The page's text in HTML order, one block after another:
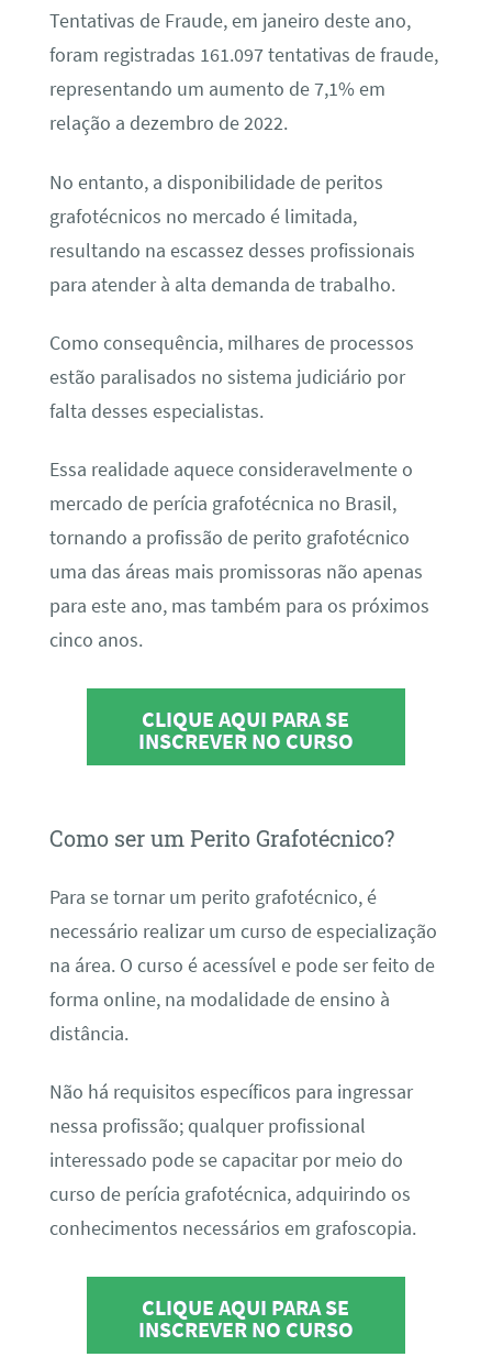
Tentativas de Fraude, em janeiro deste ano,
foram registradas 161.097 tentativas de fraude,
representando um aumento de 7,1% em
relação a dezembro de 2022.
No entanto, a disponibilidade de peritos
grafotécnicos no mercado é limitada,
resultando na escassez desses profissionais
para atender à alta demanda de trabalho.
Como consequência, milhares de processos
estão paralisados no sistema judiciário por
falta desses especialistas.
Essa realidade aquece consideravelmente o
mercado de perícia grafotécnica no Brasil,
tornando a profissão de perito grafotécnico
uma das áreas mais promissoras não apenas
para este ano, mas também para os próximos
cinco anos.
CLIQUE AQUI PARA SE
INSCREVER NO CURSO
Como ser um Perito Grafotécnico?
Para se tornar um perito grafotécnico, é
necessário realizar um curso de especialização
na área. O curso é acessível e pode ser feito de
forma online, na modalidade de ensino à
distância.
Não há requisitos específicos para ingressar
nessa profissão; qualquer profissional
interessado pode se capacitar por meio do
curso de perícia grafotécnica, adquirindo os
conhecimentos necessários em grafoscopia.
CLIQUE AQUI PARA SE
INSCREVER NO CURSO